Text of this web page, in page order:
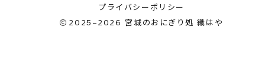
プライバシーポリシー
2025–2026 宮城のおにぎり処 織はや